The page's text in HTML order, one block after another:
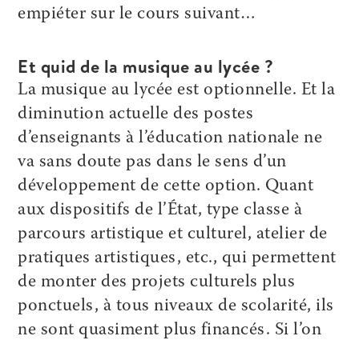
empiéter sur le cours suivant…
Et quid de la musique au lycée ?
La musique au lycée est optionnelle. Et la
diminution actuelle des postes
d’enseignants à l’éducation nationale ne
va sans doute pas dans le sens d’un
développement de cette option. Quant
aux dispositifs de l’État, type classe à
parcours artistique et culturel, atelier de
pratiques artistiques, etc., qui permettent
de monter des projets culturels plus
ponctuels, à tous niveaux de scolarité, ils
ne sont quasiment plus financés. Si l’on